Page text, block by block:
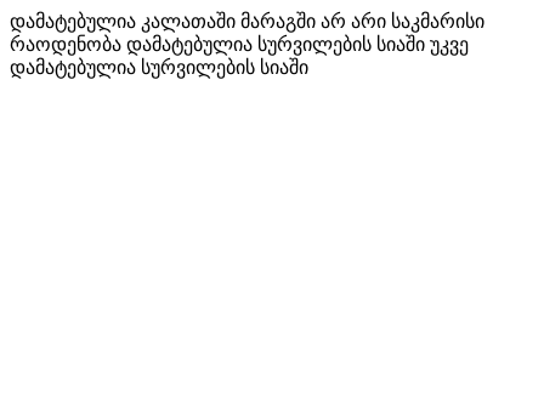
დამატებულია კალათაში მარაგში არ არი საკმარისი
რაოდენობა დამატებულია სურვილების სიაში უკვე
დამატებულია სურვილების სიაში